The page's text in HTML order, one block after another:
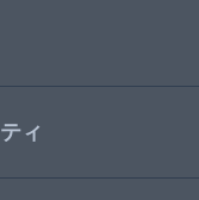
ィ